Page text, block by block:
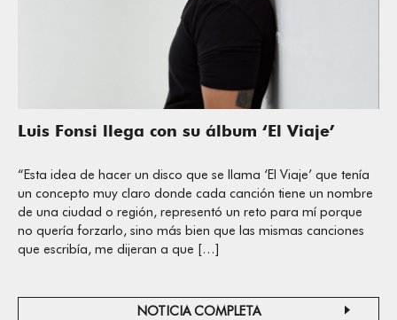
Luis Fonsi llega con su álbum ‘El Viaje’
“Esta idea de hacer un disco que se llama ‘El Viaje’ que tenía
un concepto muy claro donde cada canción tiene un nombre
de una ciudad o región, representó un reto para mí porque
no quería forzarlo, sino más bien que las mismas canciones
que escribía, me dijeran a que […]
NOTICIA COMPLETA